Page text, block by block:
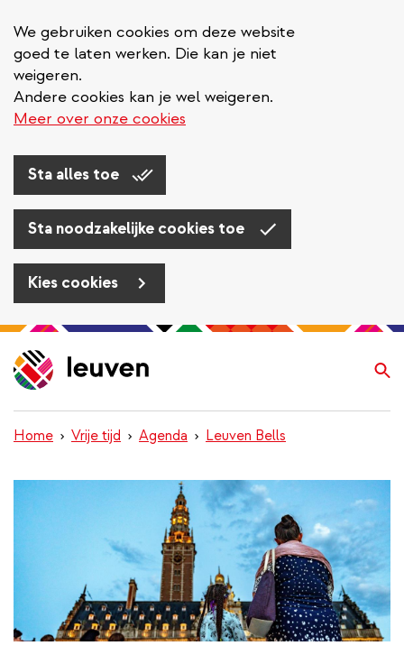
We gebruiken cookies om deze website
goed te laten werken. Die kan je niet
weigeren.
Andere cookies kan je wel weigeren.
Meer over onze cookies
Sta alles toe
Sta noodzakelijke cookies toe
Kies cookies
Overslaan
en
naar
inhoud
gaan
Home Vrije tijd Agenda Leuven Bells